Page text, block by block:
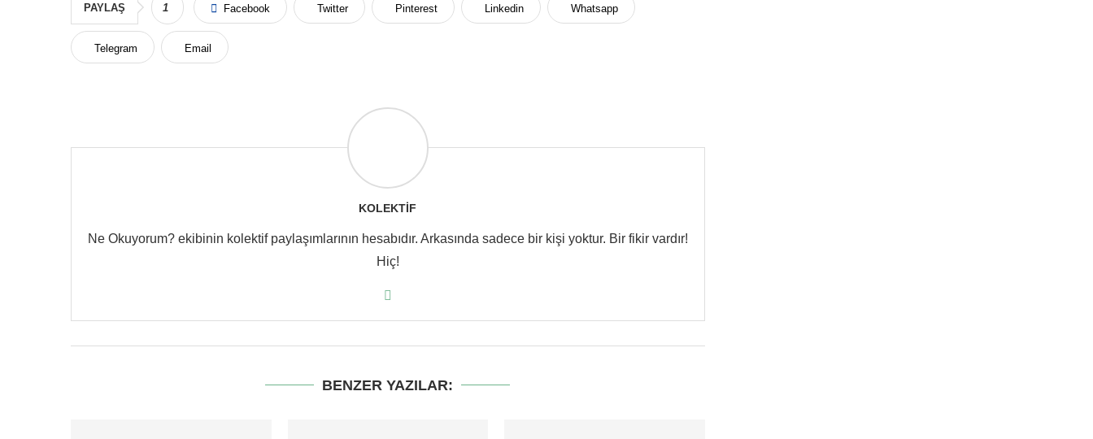
PAYLAŞ 1 Facebook Twitter Pinterest Linkedin Whatsapp
Telegram Email
KOLEKTIF
Ne Okuyorum? ekibinin kolektif paylaşımlarının hesabıdır. Arkasında sadece bir kişi yoktur. Bir fikir vardır!
Hiç!
BENZER YAZILAR: